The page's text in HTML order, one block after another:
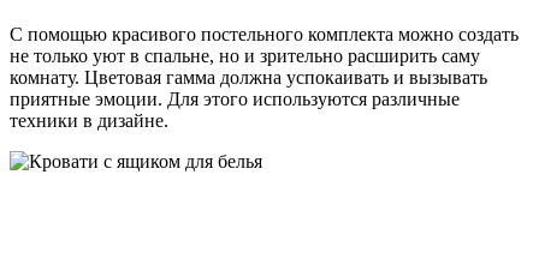
С помощью красивого постельного комплекта можно создать
не только уют в спальне, но и зрительно расширить саму
комнату. Цветовая гамма должна успокаивать и вызывать
приятные эмоции. Для этого используются различные
техники в дизайне.